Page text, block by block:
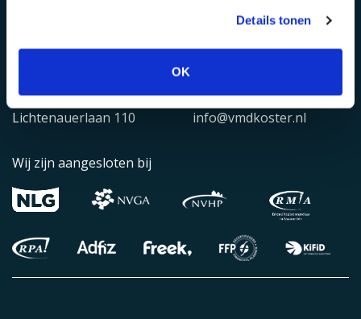
Details tonen
OK
Alphen aan den Rijn
Rotterdam
Lichtenauerlaan 110
Bodegraven
E-mail
info@vmdkoster.nl
Wij zijn aangesloten bij